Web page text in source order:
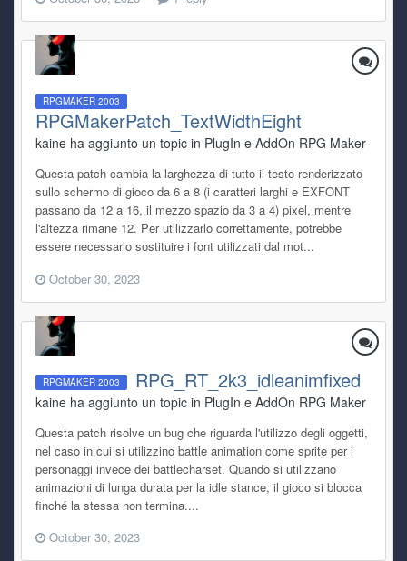
RPGMAKER 2003
RPGMakerPatch_TextWidthEight
kaine ha aggiunto un topic in PlugIn e AddOn RPG Maker
Questa patch cambia la larghezza di tutto il testo renderizzato
sullo schermo di gioco da 6 a 8 (i caratteri larghi e EXFONT
passano da 12 a 16, il mezzo spazio da 3 a 4) pixel, mentre
l'altezza rimane 12. Per utilizzarlo correttamente, potrebbe
essere necessario sostituire i font utilizzati dal mot...
October 30, 2023
RPGMAKER 2003 RPG_RT_2k3_idleanimfixed
kaine ha aggiunto un topic in PlugIn e AddOn RPG Maker
Questa patch risolve un bug che riguarda l'utilizzo degli oggetti,
nel caso in cui si utilizzino battle animation come sprite per i
personaggi invece dei battlecharset. Quando si utilizzano
animazioni di lunga durata per la idle stance, il gioco si blocca
finché la stessa non termina....
October 30, 2023